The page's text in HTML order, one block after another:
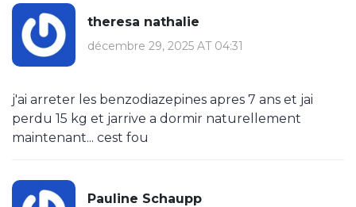
theresa nathalie
décembre 29, 2025 AT 04:31
j'ai arreter les benzodiazepines apres 7 ans et jai
perdu 15 kg et jarrive a dormir naturellement
maintenant... cest fou
Pauline Schaupp